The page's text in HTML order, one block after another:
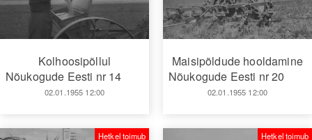
Kolhoosipõllul
Nõukogude Eesti nr 14
02.01.1955 12:00
Maisipõldude hooldamine
Nõukogude Eesti nr 20
02.01.1955 12:00
Hetkel toimub Hetkel toimub